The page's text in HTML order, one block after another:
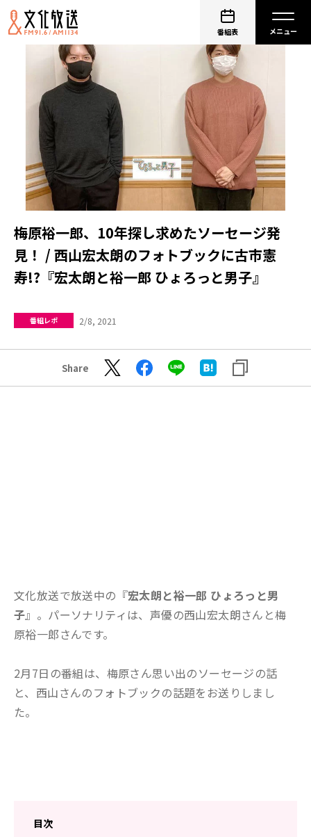
番組表
梅原裕一郎、10年探し求めたソーセージ発
見！ / 西山宏太朗のフォトブックに古市憲
寿!?『宏太朗と裕一郎 ひょろっと男子』
番組レポ 2/8, 2021
Share
文化放送で放送中の『宏太朗と裕一郎 ひょろっと男
子』。パーソナリティは、声優の西山宏太朗さんと梅
原裕一郎さんです。
2月7日の番組は、梅原さん思い出のソーセージの話
と、西山さんのフォトブックの話題をお送りしまし
た。
目次